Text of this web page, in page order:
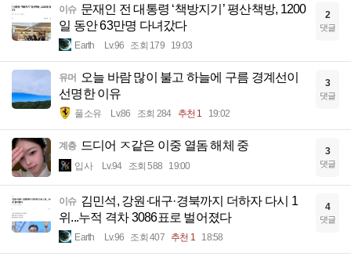
이슈 문재인 전 대통령 ‘책방지기’ 평산책방, 1200
일 동안 63만명 다녀갔다
Earth Lv.96 조회 179 19:03
2
댓글
유머 오늘 바람 많이 불고 하늘에 구름 경계선이
선명한 이유
풀소유 Lv.86 조회 284 추천 1 19:02
3
댓글
계층 드디어 ㅈ같은 이중 열돔 해체 중
입사 Lv.94 조회 588 19:00
3
댓글
이슈 김민석, 강원·대구·경북까지 더하자 다시 1
위...누적 격차 3086표로 벌어졌다
Earth Lv.96 조회 407 추천 1 18:58
4
댓글